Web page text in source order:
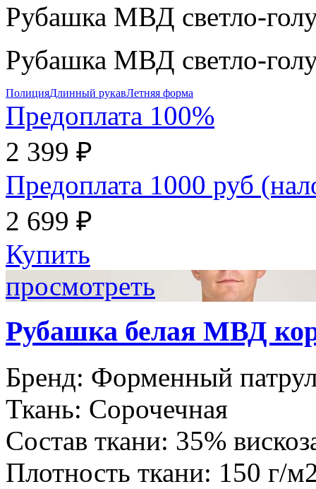
Рубашка МВД светло-
Рубашка МВД светло-
ПолицияДлинный рукавЛетняя форма
Предоплата 100%
2 399 ₽
Предоплата 1000 руб
2 699 ₽
Купить
просмотреть
Рубашка белая МВД
Бренд: Форменный
Ткань: Сорочечная
Состав ткани: 35%
Плотность ткани: 150 г/